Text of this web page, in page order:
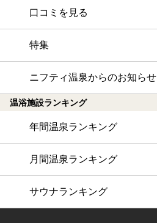
口コミを見る
特集
ニフティ温泉からのお知らせ
温浴施設ランキング
年間温泉ランキング
月間温泉ランキング
サウナランキング